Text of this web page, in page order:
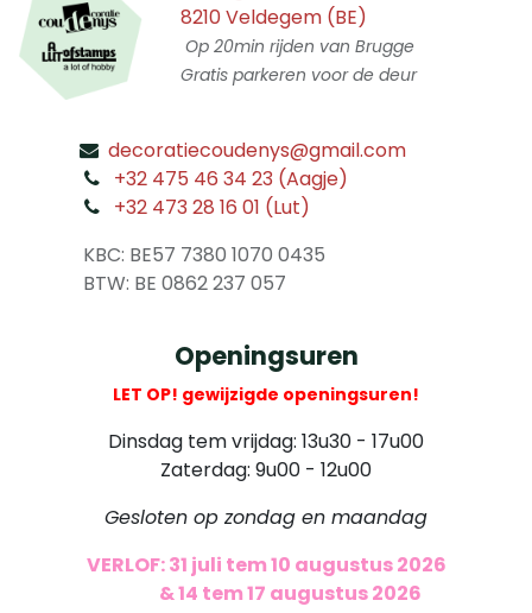
8210 Veldegem (BE)
Op 20min rijden van Brugge
Gratis parkeren voor de deur
decoratiecoudenys@gmail.com
+32 475 46 34 23 (Aagje)
+32 473 28 16 01 (Lut)
KBC: BE57 7380 1070 0435
​ BTW: BE 0862 237 057
Openingsuren
LET OP! gewijzigde openingsuren!
Dinsdag tem vrijdag: 13u30 - 17u00
Zaterdag: 9u00 - 12u00
Gesloten op zondag en maandag
VERLOF: 31 juli tem 10 augustus 2026
& 14 tem 17 augustus 2026